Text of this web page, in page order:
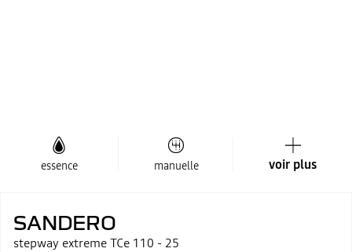
essence manuelle voir plus
SANDERO
stepway extreme TCe 110 - 25